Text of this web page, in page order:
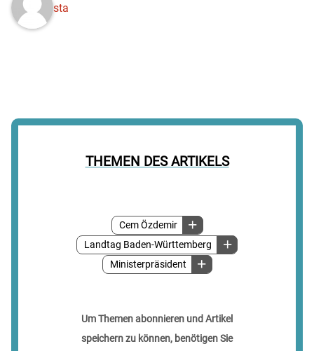
THEMEN DES ARTIKELS
Cem Özdemir
Landtag Baden-Württemberg
Ministerpräsident
Um Themen abonnieren und Artikel
speichern zu können, benötigen Sie
sta